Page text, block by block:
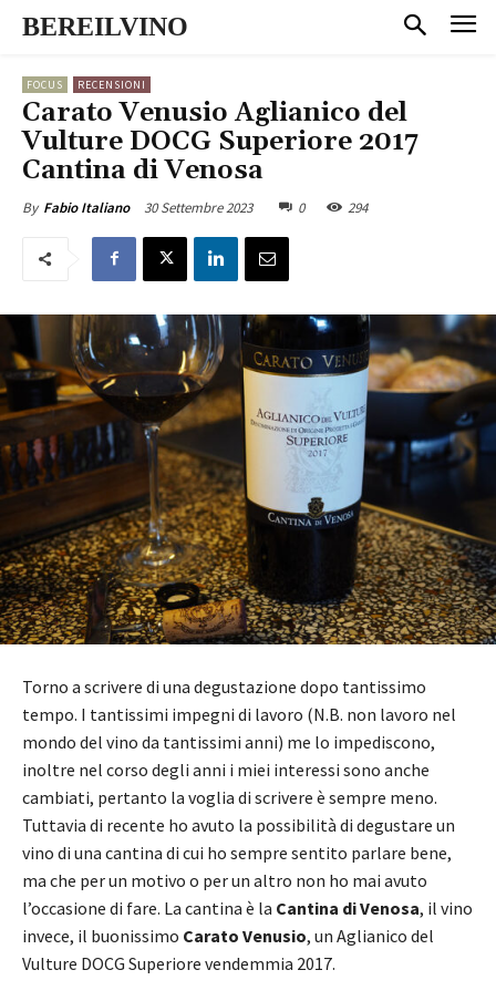
BEREILVINO
FOCUS RECENSIONI
Carato Venusio Aglianico del
Vulture DOCG Superiore 2017
Cantina di Venosa
By Fabio Italiano 30 Settembre 2023 0 294
Torno a scrivere di una degustazione dopo tantissimo
tempo. I tantissimi impegni di lavoro (N.B. non lavoro nel
mondo del vino da tantissimi anni) me lo impediscono,
inoltre nel corso degli anni i miei interessi sono anche
cambiati, pertanto la voglia di scrivere è sempre meno.
Tuttavia di recente ho avuto la possibilità di degustare un
vino di una cantina di cui ho sempre sentito parlare bene,
ma che per un motivo o per un altro non ho mai avuto
l’occasione di fare. La cantina è la Cantina di Venosa, il vino
invece, il buonissimo Carato Venusio, un Aglianico del
Vulture DOCG Superiore vendemmia 2017.